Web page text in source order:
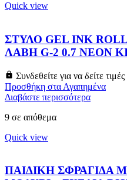
Quick view
ΣΤΥΛΟ GEL INK
ΛΑΒΗ G-2 0.7 NEON
Συνδεθείτε για να δείτε τιμές
Προσθήκη στα Αγαπημένα
Διαβάστε περισσότερα
9 σε απόθεμα
Quick view
ΠΑΙΔΙΚΗ ΣΦΡΑΓΙΔΑ